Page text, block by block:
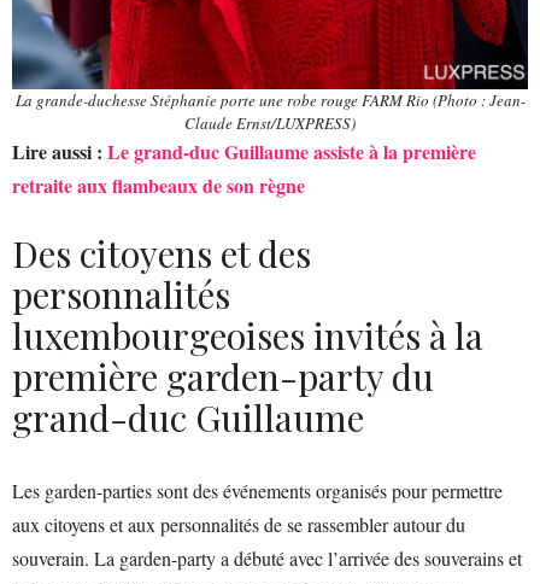
La grande-duchesse Stéphanie porte une robe rouge FARM Rio (Photo : Jean-
Claude Ernst/LUXPRESS)
Lire aussi : Le grand-duc Guillaume assiste à la première
retraite aux flambeaux de son règne
Des citoyens et des
personnalités
luxembourgeoises invités à la
première garden-party du
grand-duc Guillaume
Les garden-parties sont des événements organisés pour permettre
aux citoyens et aux personnalités de se rassembler autour du
souverain. La garden-party a débuté avec l’arrivée des souverains et